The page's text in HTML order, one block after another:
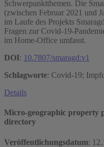
Schwerpunktthemen. Die
(zwischen Februar 2021 und
im Laufe des Projekts
Fragen zur Covid-19-
im Home-Office umfasst.
DOI: 10.7807/smaragd:v1
Schlagworte: Covid-19;
Details
Micro-geographic property
directory
Veröffentlichungsdatum: